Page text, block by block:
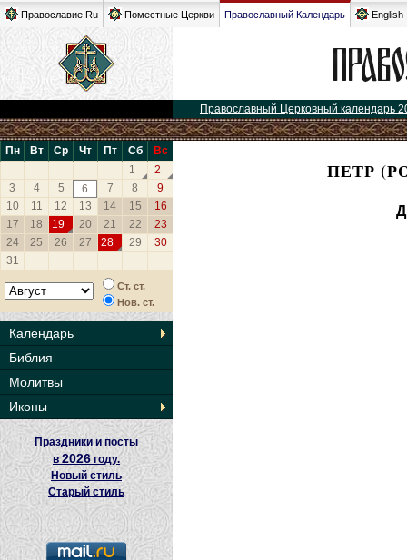
Православие.Ru Поместные Церкви Православный Календарь English
Православный Церковный календарь
Пн Вт Ср Чт Пт Сб
Вс
1
2
3
4 5 6 7 8
9
10
11 12 13 14 15
16
17
18 19 20 21 22
23
24
25 26 27 28 29
30
31
Ст. ст.
Нов. ст.
Календарь
Библия
Молитвы
Иконы
Праздники и посты
в2026 году.
Новый стиль
Старый стиль
ПЕТР